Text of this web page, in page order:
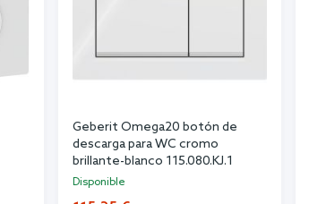
Geberit Omega20 botón de
descarga para WC cromo
brillante-blanco 115.080.KJ.1
Disponible